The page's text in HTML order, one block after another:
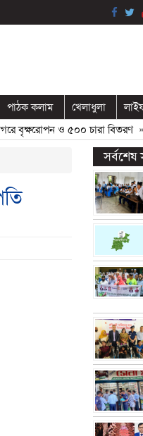
পাঠক কলাম খেলাধুলা
বৃক্ষরোপন ও ৫০০ চারা বিতরণ» «
সর্বশেষ